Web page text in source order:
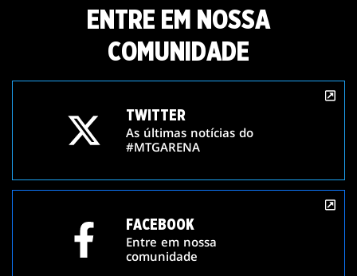
ENTRE EM NOSSA
COMUNIDADE
TWITTER
As últimas notícias do
#MTGARENA
FACEBOOK
Entre em nossa
comunidade